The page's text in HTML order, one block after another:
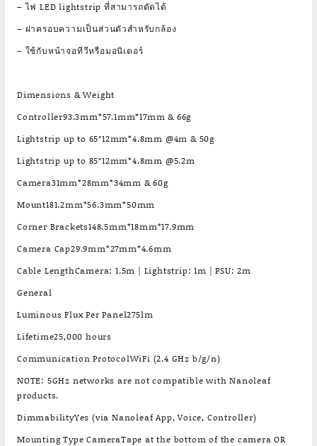
– ไฟ LED lightstrip ที่สามารถตัดได้
– ฝาครอบความเป็นส่วนตัวสำหรับกล้อง
– ใช้กับหน้าจอทีวีหรือมอนิเตอร์
Dimensions & Weight
Controller93.3mm*57.1mm*17mm & 66g
Lightstrip up to 65″12mm*4.8mm @4m & 50g
Lightstrip up to 85″12mm*4.8mm @5.2m
Camera31mm*28mm*34mm & 60g
Mount181.2mm*56.3mm*50mm
Corner Brackets148.5mm*18mm*17.9mm
Camera Cap29.9mm*27mm*4.6mm
Cable LengthCamera: 1.5m | Lightstrip: 1m | PSU: 2m
General
Luminous Flux Per Panel275lm
Lifetime25,000 hours
Communication ProtocolWiFi (2.4 GHz b/g/n)
NOTE: 5GHz networks are not compatible with Nanoleaf
products.
DimmabilityYes (via Nanoleaf App, Voice, Controller)
Mounting Type CameraTape at the bottom of the camera OR